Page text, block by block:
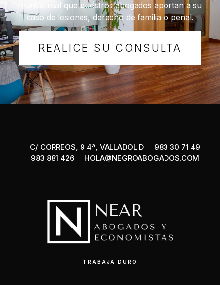
mundo real que nuestros abogados aportan a su
caso de lesiones, derecho de familia o penal.
REALICE SU CONSULTA
C/ CORREOS, 9 4ª, VALLADOLID
983 30 71 49
983 881 426
HOLA@NEGROABOGADOS.COM
TRABAJA DURO